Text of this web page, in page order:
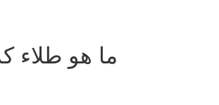
ما هو طلاء